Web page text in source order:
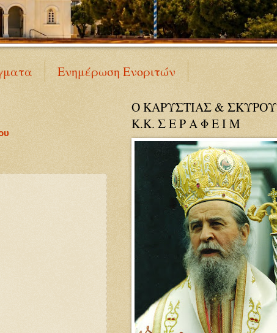
Ενημέρωση Ενοριτών
Ο ΚΑΡΥΣΤΙΑΣ & ΣΚΥΡΟΥ
Κ.Κ. Σ Ε Ρ Α Φ Ε Ι Μ